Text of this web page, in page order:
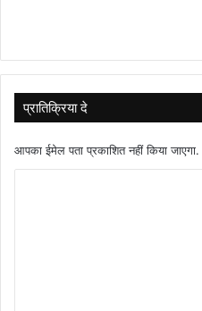
प्रातिक्रिया दे
आपका ईमेल पता प्रकाशित नहीं किया जाएगा.